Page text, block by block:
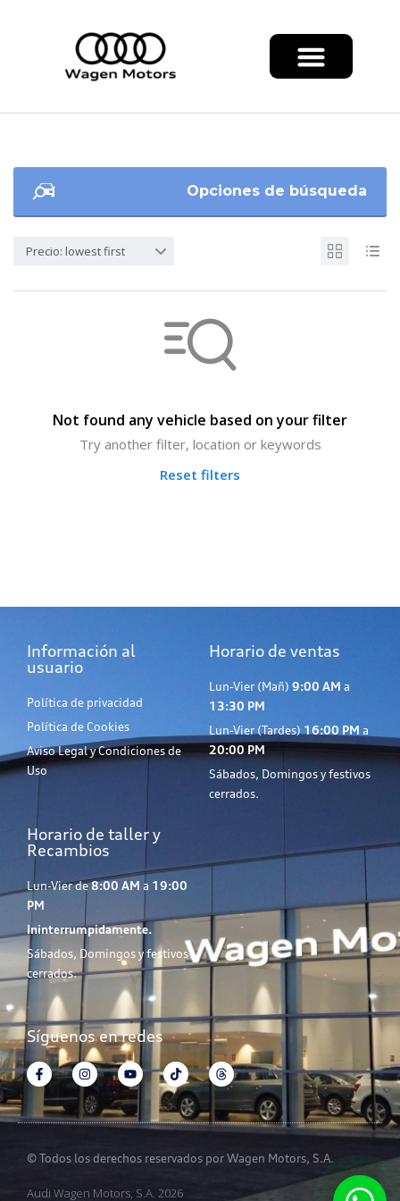
Opciones de búsqueda
Precio: lowest first
Not found any vehicle based on your filter
Try another filter, location or keywords
Reset filters
Información al
usuario
Política de privacidad
Política de Cookies
Aviso Legal y Condiciones de
Uso
Horario de ventas
Lun-Vier (Mañ) 9:00 AM a
13:30 PM
Lun-Vier (Tardes) 16:00 PM a
20:00 PM
Sábados, Domingos y festivos
cerrados.
Horario de taller y
Recambios
Lun-Vier de8:00 AM a 19:00
PM
Ininterrumpidamente.
Sábados, Domingos y festivos
cerrados.
Síguenos en redes
© Todos los derechos reservados por Wagen Motors, S.A.
Audi Wagen Motors, S.A. 2026